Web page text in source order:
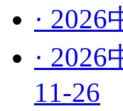
·
·
11-26